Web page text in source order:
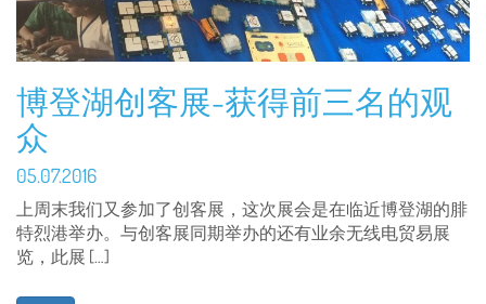
博登湖创客展-获得前三名的观
众
05.07.2016
上周末我们又参加了创客展，这次展会是在临近博登湖的腓
特烈港举办。与创客展同期举办的还有业余无线电贸易展
览，此展 […]